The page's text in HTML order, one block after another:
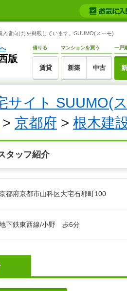
者向け)を掲載しています。SUUMO(スーモ)
版
借りる
賃貸
マンションを買う
新築 中古
一戸
サイト SUUMO(
> 京都府 > 根木建
タッフ紹介
都府京都市山科区大宅石郡町100
下鉄東西線/小野 歩6分